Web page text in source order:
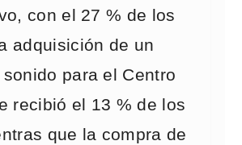
con el 27 % de los
adquisición de un
para el Centro
recibió el 13 % de los
que la compra de